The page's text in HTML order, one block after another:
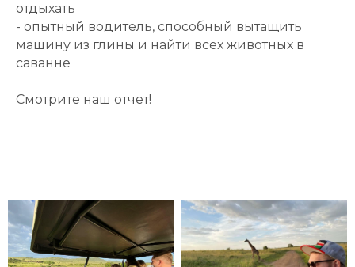
отдыхать
- опытный водитель, способный вытащить
машину из глины и найти всех животных в
саванне
Смотрите наш отчет!